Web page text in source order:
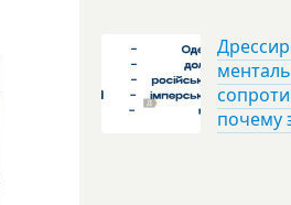
почему